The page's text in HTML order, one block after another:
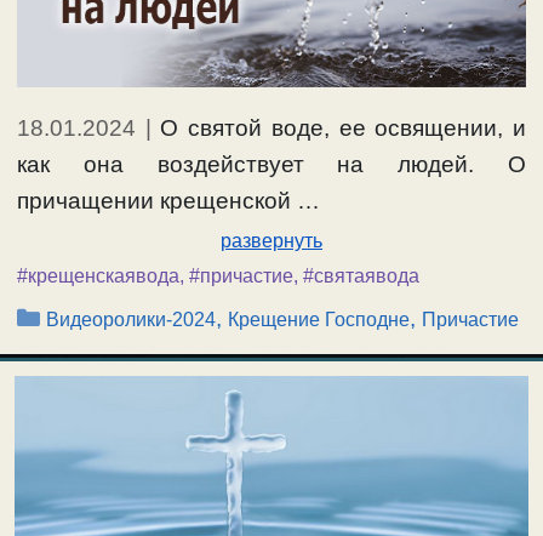
18.01.2024 | О святой воде, ее освящении, и
как она воздействует на людей. О
причащении крещенской …
развернуть
#крещенскаявода, #причастие, #святаявода
Рубрики
Видеоролики-2024, Крещение Господне, Причастие